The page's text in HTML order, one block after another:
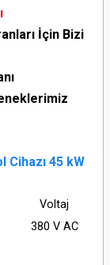
İçin Bizi
Cihazı 45 kW
Voltaj
380 V AC